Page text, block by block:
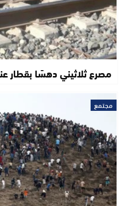
مصرع ثلاثيني دهسًا بقطار
مجتمع